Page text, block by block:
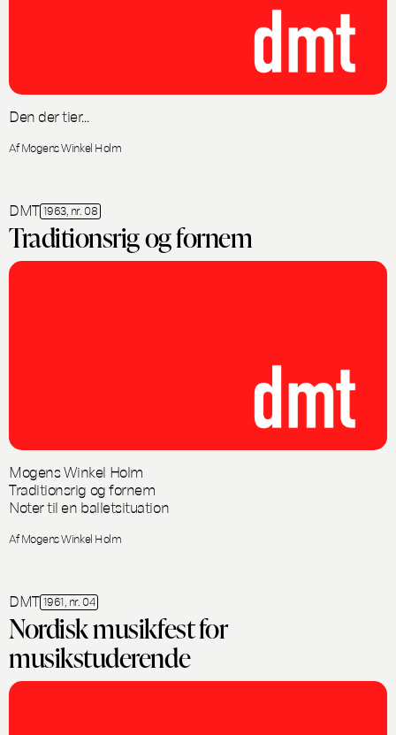
Den der tier...
Af Mogens Winkel Holm
DMT 1963, nr. 08
Traditionsrig og fornem
Mogens Winkel Holm
Traditionsrig og fornem
Noter til en balletsituation
Af Mogens Winkel Holm
DMT 1961, nr. 04
Nordisk musikfest for
musikstuderende